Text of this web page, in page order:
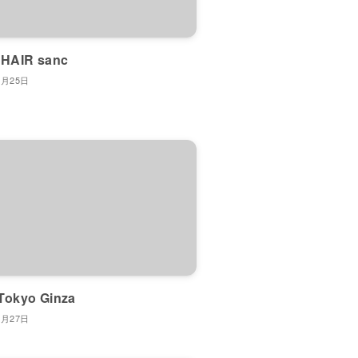
sanc
25日
Ginza
27日